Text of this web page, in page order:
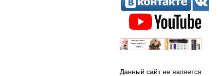
Данный сайт не является